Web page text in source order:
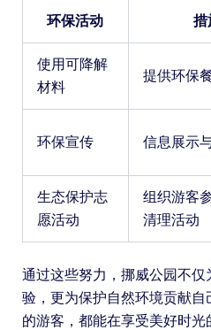
环保活动 措
使用可降解
材料
提供环保
环保宣传 信息展示
生态保护志
愿活动
组织游客
清理活动
通过这些努力，挪威公园不
验，更为保护自然环境贡献
的游客，都能在享受美好时